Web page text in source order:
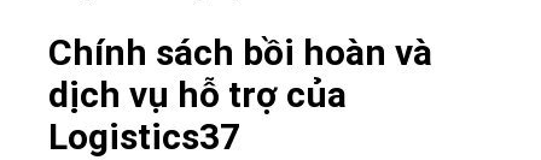
Chính sách bồi hoàn và
dịch vụ hỗ trợ của
Logistics37